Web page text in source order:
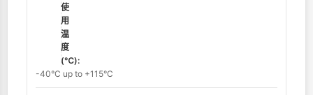
使
用
温
度
(℃):
-40°C up to +115°C